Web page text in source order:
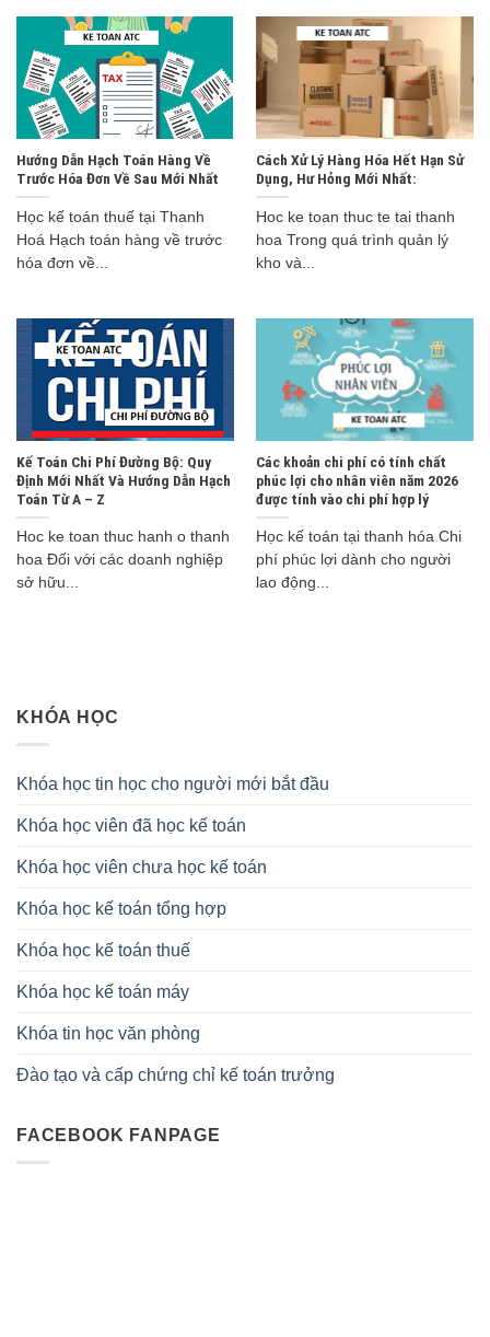
Hướng Dẫn Hạch Toán Hàng Về
Trước Hóa Đơn Về Sau Mới Nhất
Học kế toán thuế tại Thanh
Hoá Hạch toán hàng về trước
hóa đơn về...
Cách Xử Lý Hàng Hóa Hết Hạn Sử
Dụng, Hư Hỏng Mới Nhất:
Hoc ke toan thuc te tai thanh
hoa Trong quá trình quản lý
kho và...
Kế Toán Chi Phí Đường Bộ: Quy
Định Mới Nhất Và Hướng Dẫn Hạch
Toán Từ A – Z
Hoc ke toan thuc hanh o thanh
hoa Đối với các doanh nghiệp
sở hữu...
Các khoản chi phí có tính chất
phúc lợi cho nhân viên năm 2026
được tính vào chi phí hợp lý
Học kế toán tại thanh hóa Chi
phí phúc lợi dành cho người
lao động...
KHÓA HỌC
Khóa học tin học cho người mới bắt đầu
Khóa học viên đã học kế toán
Khóa học viên chưa học kế toán
Khóa học kế toán tổng hợp
Khóa học kế toán thuế
Khóa học kế toán máy
Khóa tin học văn phòng
Đào tạo và cấp chứng chỉ kế toán trưởng
FACEBOOK FANPAGE